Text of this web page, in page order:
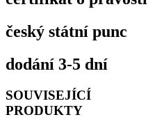
český státní punc
dodání 3-5 dní
SOUVISEJÍCÍ
PRODUKTY